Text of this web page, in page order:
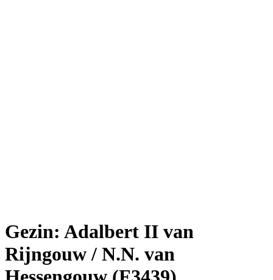
Gezin: Adalbert II van
Rijngouw / N.N. van